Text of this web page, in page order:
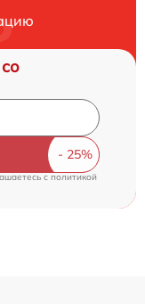
c политикой